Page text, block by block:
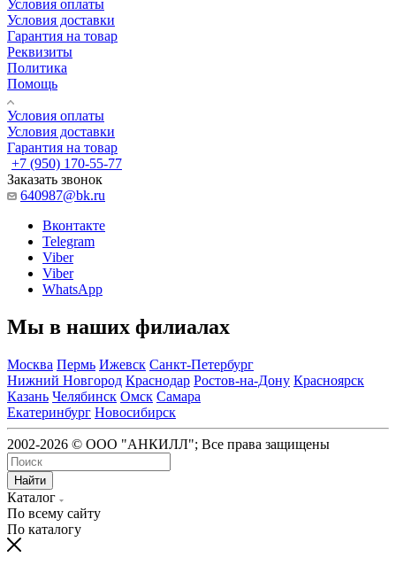
Условия оплаты
Условия доставки
Гарантия на товар
Реквизиты
Политика
Помощь
Условия оплаты
Условия доставки
Гарантия на товар
+7 (950) 170-55-77
Заказать звонок
640987@bk.ru
Вконтакте
Telegram
Viber
Viber
WhatsApp
Мы в наших филиалах
Москва Пермь Ижевск Санкт-Петербург
Нижний Новгород Краснодар Ростов-на-Дону Красноярск
Казань Челябинск Омск Самара
Екатеринбург Новосибирск
2002-2026 © ООО "АНКИЛЛ"; Все права защищены
Найти
Каталог
По всему сайту
По каталогу